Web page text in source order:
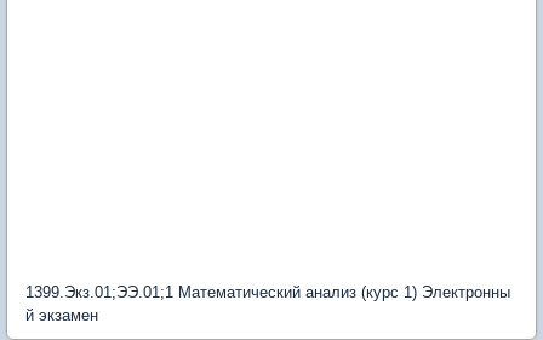
1399.Экз.01;ЭЭ.01;1 Математический анализ (курс 1) Электронны
й экзамен